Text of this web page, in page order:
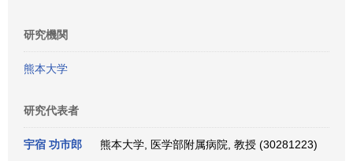
研究機関
熊本大学
研究代表者
宇宿 功市郎 熊本大学, 医学部附属病院, 教授 (30281223)